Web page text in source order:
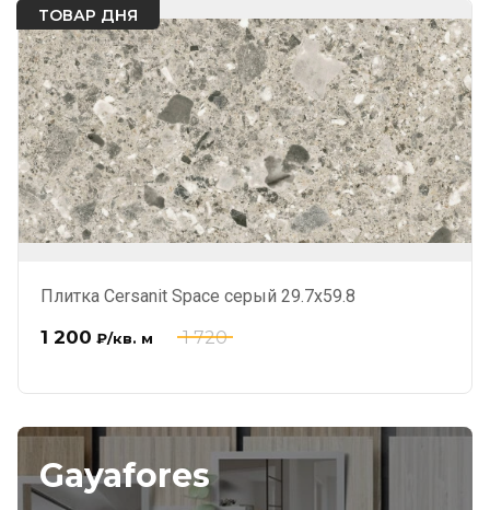
ТОВАР ДНЯ
Плитка Cersanit Space серый 29.7x59.8
1 720
1 200 ₽/кв. м
Gayafores